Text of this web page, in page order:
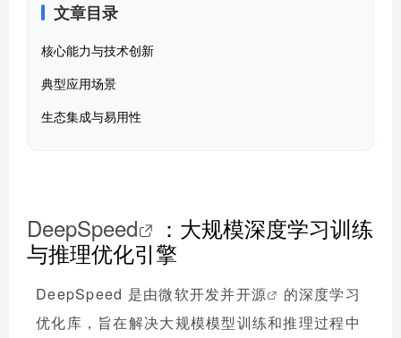
文章目录
核心能力与技术创新
典型应用场景
生态集成与易用性
DeepSpeed
：大规模深度学习训练
与推理优化引擎
DeepSpeed 是由微软开发并开源
的深度学习
优化库，旨在解决大规模模型训练和推理过程中